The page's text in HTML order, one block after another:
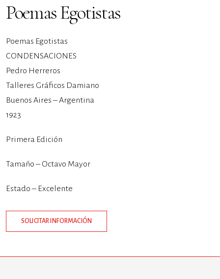
Poemas Egotistas
Poemas Egotistas
CONDENSACIONES
Pedro Herreros
Talleres Gráficos Damiano
Buenos Aires – Argentina
1923
Primera Edición
Tamaño – Octavo Mayor
Estado – Excelente
SOLICITAR INFORMACIÓN